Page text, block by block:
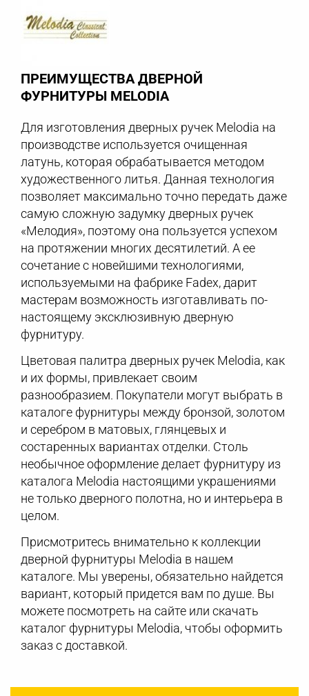
ПРЕИМУЩЕСТВА ДВЕРНОЙ
ФУРНИТУРЫ MELODIA
Для изготовления дверных ручек Melodia на
производстве используется очищенная
латунь, которая обрабатывается методом
художественного литья. Данная технология
позволяет максимально точно передать даже
самую сложную задумку дверных ручек
«Мелодия», поэтому она пользуется успехом
на протяжении многих десятилетий. А ее
сочетание с новейшими технологиями,
используемыми на фабрике Fadex, дарит
мастерам возможность изготавливать по-
настоящему эксклюзивную дверную
фурнитуру.
Цветовая палитра дверных ручек Melodia, как
и их формы, привлекает своим
разнообразием. Покупатели могут выбрать в
каталоге фурнитуры между бронзой, золотом
и серебром в матовых, глянцевых и
состаренных вариантах отделки. Столь
необычное оформление делает фурнитуру из
каталога Melodia настоящими украшениями
не только дверного полотна, но и интерьера в
целом.
Присмотритесь внимательно к коллекции
дверной фурнитуры Melodia в нашем
каталоге. Мы уверены, обязательно найдется
вариант, который придется вам по душе. Вы
можете посмотреть на сайте или скачать
каталог фурнитуры Melodia, чтобы оформить
заказ с доставкой.